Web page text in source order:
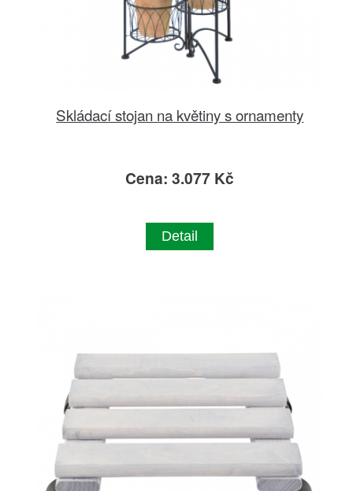
Skládací stojan na květiny s ornamenty
Cena: 3.077 Kč
Detail